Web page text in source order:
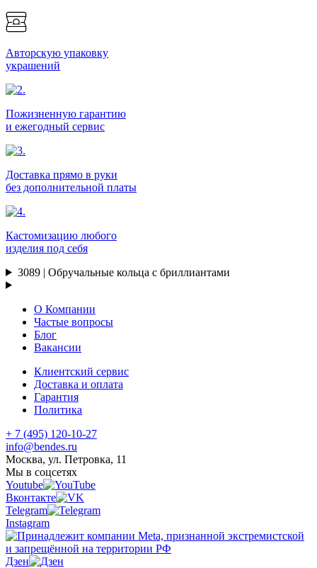
Авторскую упаковку
украшений
Пожизненную гарантию
и ежегодный сервис
Доставка прямо в руки
без дополнительной платы
Кастомизацию любого
изделия под себя
3089 | Обручальные кольца с бриллиантами
О Компании
Частые вопросы
Блог
Вакансии
Клиентский сервис
Доставка и оплата
Гарантия
Политика
+ 7 (495) 120-10-27
info@bendes.ru
Москва, ул. Петровка, 11
Мы в соцсетях
Youtube
Вконтакте
Telegram
Instagram
Дзен